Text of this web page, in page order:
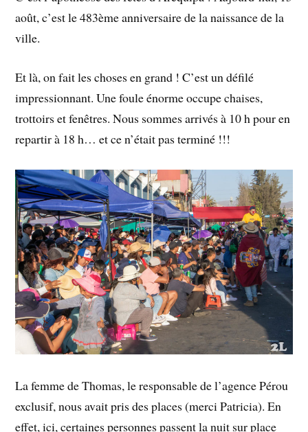
août, c’est le 483ème anniversaire de la naissance de la
ville.
Et là, on fait les choses en grand ! C’est un défilé
impressionnant. Une foule énorme occupe chaises,
trottoirs et fenêtres. Nous sommes arrivés à 10 h pour en
repartir à 18 h… et ce n’était pas terminé !!!
La femme de Thomas, le responsable de l’agence Pérou
exclusif, nous avait pris des places (merci Patricia). En
effet, ici, certaines personnes passent la nuit sur place